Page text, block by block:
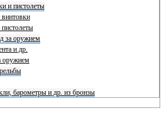
и пистолеты
за оружием
и др.
оружием
барометры и др. из бронзы